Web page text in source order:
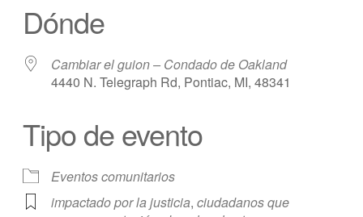
Dónde
Cambiar el guion – Condado de Oakland
4440 N. Telegraph Rd, Pontiac, MI, 48341
Tipo de evento
Eventos comunitarios
impactado por la justicia, ciudadanos que